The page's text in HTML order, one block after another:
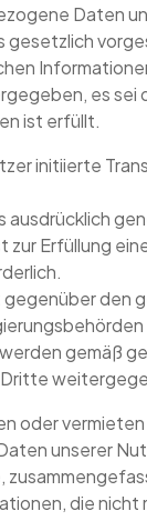
Daten
gesetzlich
es sei
ist erfüllt.
initiierte
ausdrücklich
zur Erfüllung
den
gemäß
oder
unserer
die nicht